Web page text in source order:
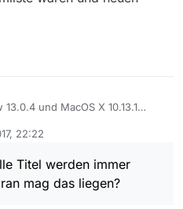
und MacOS X 10.13.1
keine Unterscheidung mehr
und neuen Titeln.
liegen?
22:22
Titel werden immer
mag das liegen?